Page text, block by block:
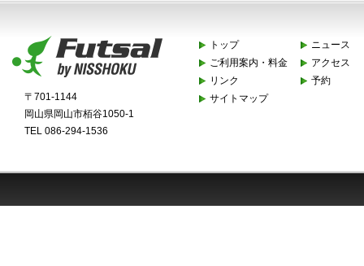
〒701-1144
岡山県岡山市栢谷1050-1
TEL 086-294-1536
トップ
ニュース
ご利用案内・料金
アクセス
リンク
予約
サイトマップ